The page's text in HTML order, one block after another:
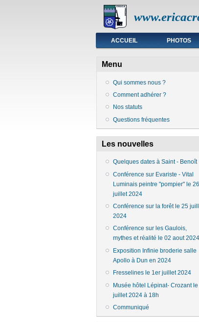
Menu principal
ACCUEIL PHOTOS
Menu
Qui sommes nous ?
Comment adhérer ?
Nos statuts
Questions fréquentes
Les nouvelles
Quelques dates à Saint - Benoît
Conférence sur Evariste - Vital
Luminais peintre "pompier" le 26
juillet 2024
Conférence sur la forêt le 25
2024
Conférence sur les Gaulois,
mythes et réalité le 02 aout 2024
Exposition Infinie broderie salle
Apollo à Dun en 2024
Fresselines le 1er juillet 2024
Musée hôtel Lépinat- Crozant le
juillet 2024 à 18h
Communiqué